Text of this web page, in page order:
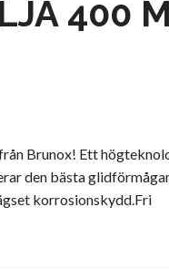
400
Brunox! Ett
den bästa
korrosionskydd.Fri